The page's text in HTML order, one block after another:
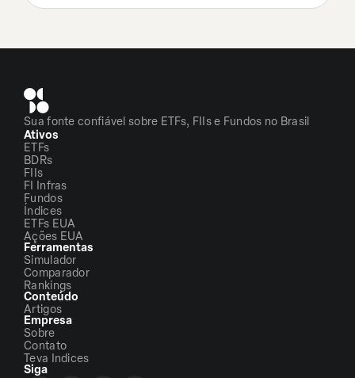
Sua fonte confiável sobre ETFs, FIIs e Fundos no Brasil
Ativos
ETFs
BDRs
FIIs
FI Infras
Fundos
Índices
ETFs EUA
Ações EUA
Ferramentas
Simulador
Comparador
Rankings
Conteúdo
Artigos
Empresa
Sobre
Contato
Teva Indices
Siga